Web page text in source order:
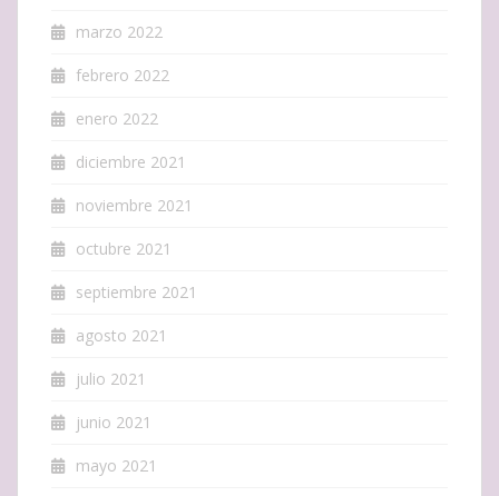
marzo 2022
febrero 2022
enero 2022
diciembre 2021
noviembre 2021
octubre 2021
septiembre 2021
agosto 2021
julio 2021
junio 2021
mayo 2021